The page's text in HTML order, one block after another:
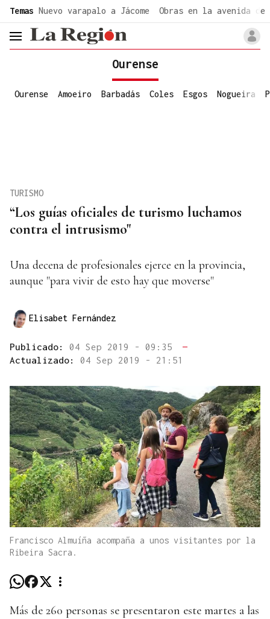
Temas Nuevo varapalo a Jácome Obras en la avenida de
header.menu.open
Ourense
Ourense Amoeiro Barbadás Coles Esgos Nogueira
“Los guías oficiales de turismo luchamos
contra el intrusismo"
TURISMO
Una decena de profesionales ejerce en la provincia,
aunque "para vivir de esto hay que moverse"
Elisabet Fernández
Publicado: 04 Sep 2019 - 09:35
—
Actualizado: 04 Sep 2019 - 21:51
Francisco Almuíña acompaña a unos visitantes por la
Ribeira Sacra.
Más de 260 personas se presentaron este martes a las